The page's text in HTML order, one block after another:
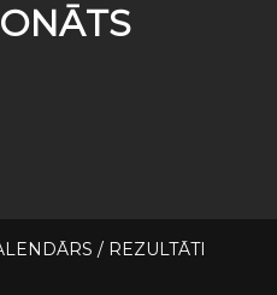
/ REZULTĀTI